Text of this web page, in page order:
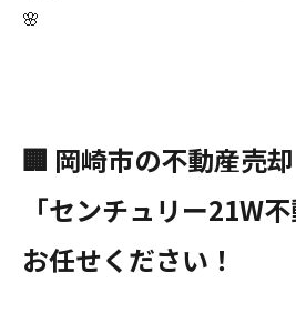
🌸
🏢 岡崎市の不動産売
「センチュリー21W
お任せください！